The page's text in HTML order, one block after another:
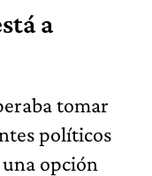
a
tomar
políticos
opción